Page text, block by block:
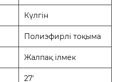
Күлгін
Полиэфирлі тоқыма
Жалпақ ілмек
27'